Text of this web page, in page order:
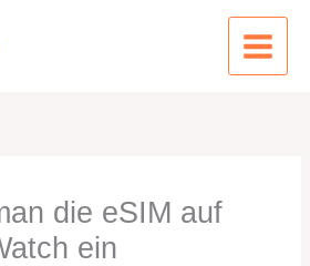
die eSIM auf
ein